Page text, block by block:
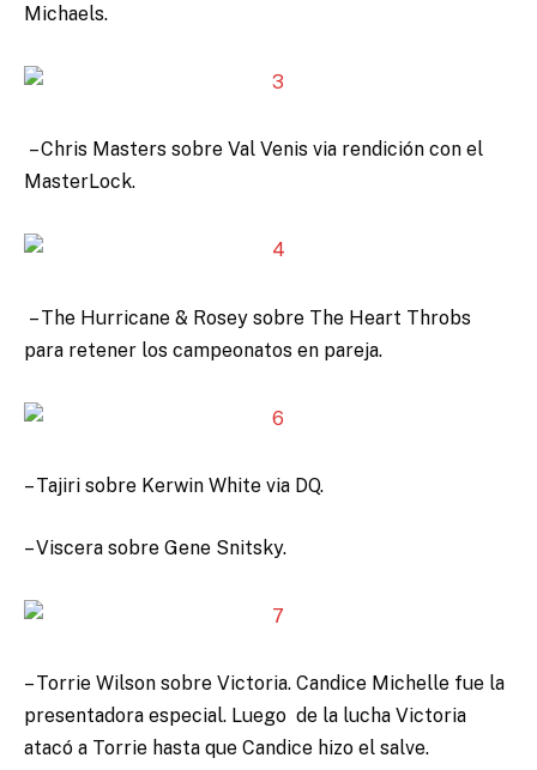
Michaels.
– Chris Masters sobre Val Venis via rendición con el
MasterLock.
– The Hurricane & Rosey sobre The Heart Throbs
para retener los campeonatos en pareja.
– Tajiri sobre Kerwin White via DQ.
– Viscera sobre Gene Snitsky.
– Torrie Wilson sobre Victoria. Candice Michelle fue la
presentadora especial. Luego de la lucha Victoria
atacó a Torrie hasta que Candice hizo el salve.